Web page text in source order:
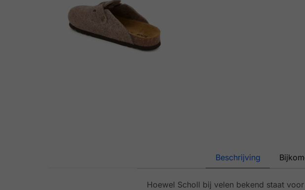
Beschrijving
Hoewel Scholl bij velen bekend staat